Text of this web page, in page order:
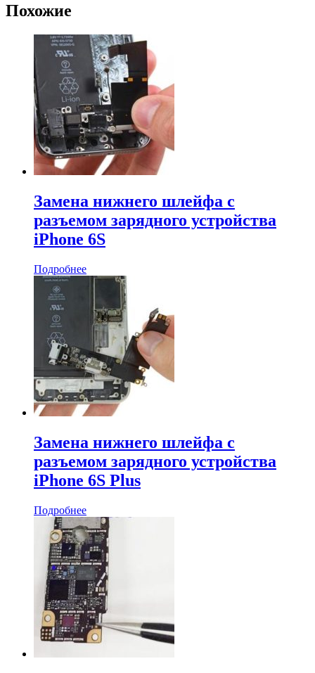
Похожие
Замена нижнего шлейфа с
разъемом зарядного устройства
iPhone 6S
Подробнее
Замена нижнего шлейфа с
разъемом зарядного устройства
iPhone 6S Plus
Подробнее